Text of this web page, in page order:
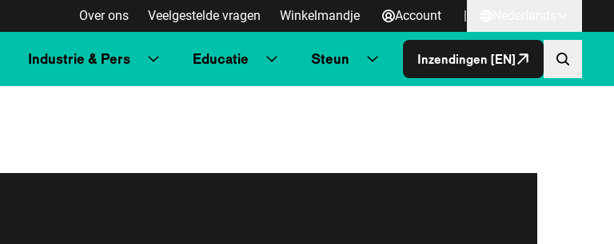
Over ons Veelgestelde vragen Winkelmandje Account |
Industrie & Pers Educatie Steun Inzendingen [EN]